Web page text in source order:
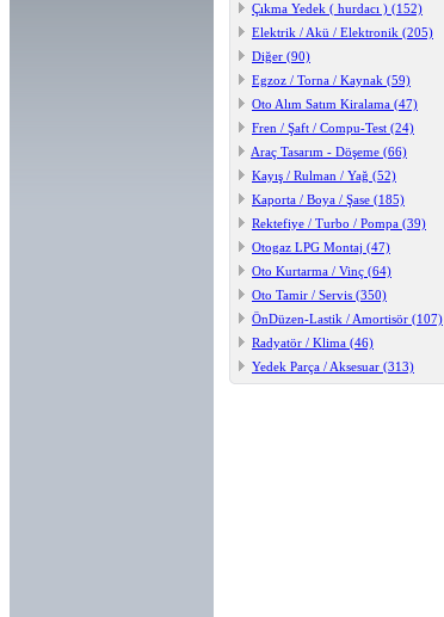
Çıkma Yedek ( hurdacı ) (152)
Elektrik / Akü / Elektronik (205)
Diğer (90)
Egzoz / Torna / Kaynak (59)
Oto Alım Satım Kiralama (47)
Fren / Şaft / Compu-Test (24)
Araç Tasarım - Döşeme (66)
Kayış / Rulman / Yağ (52)
Kaporta / Boya / Şase (185)
Rektefiye / Turbo / Pompa (39)
Otogaz LPG Montaj (47)
Oto Kurtarma / Vinç (64)
Oto Tamir / Servis (350)
ÖnDüzen-Lastik / Amortisör (107)
Radyatör / Klima (46)
Yedek Parça / Aksesuar (313)